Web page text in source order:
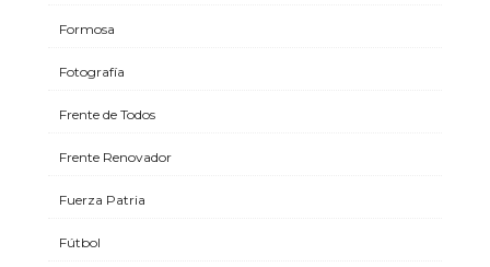
Formosa
Fotografía
Frente de Todos
Frente Renovador
Fuerza Patria
Fútbol